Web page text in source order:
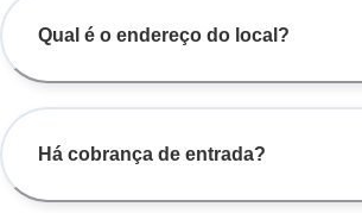
Qual é o endereço do local?
Há cobrança de entrada?